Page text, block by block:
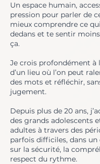
Un espace humain,
pression pour parler de
mieux comprendre ce
dedans et te sentir
ça.
Je crois profondément à
d’un lieu où l’on peut
des mots et réfléchir,
jugement.
Depuis plus de 20 ans,
des grands adolescents
adultes à travers des
parfois difficiles, dans un
sur la sécurité, la
respect du rythme.